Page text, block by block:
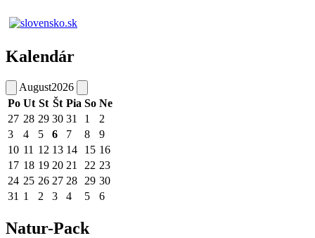
Kalendár
August2026
Po Ut St Št Pia So Ne
27 28 29 30 31 1
2
3
4 5 6 7 8
9
10 11 12 13 14 15 16
17 18 19 20 21 22 23
24 25 26 27 28 29 30
31 1 2 3 4 5 6
Natur-Pack